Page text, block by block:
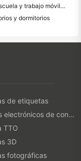
Mejor impresora portátil sin tinta para viajes, escuela y trabajo móvil: Hanin MT620 Pro
y dormitorios
de etiquetas
Productos electrónicos de consumo
TTO
3D
fotográficas